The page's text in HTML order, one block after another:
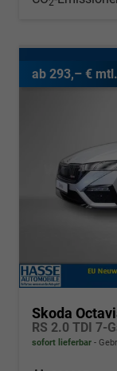
ab 293,– € mtl.
Skoda
RS 2.0 TDI 7-
sofort lieferbar